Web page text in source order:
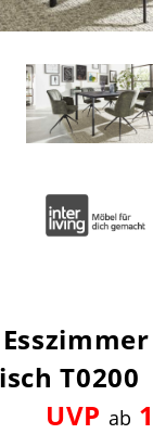
T0200
UVP ab